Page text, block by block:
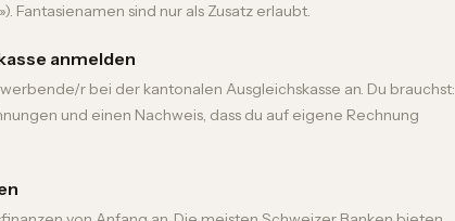
Fantasienamen sind nur als Zusatz erlaubt.
anmelden
r bei der kantonalen Ausgleichskasse an. Du brauchst:
und einen Nachweis, dass du auf eigene Rechnung